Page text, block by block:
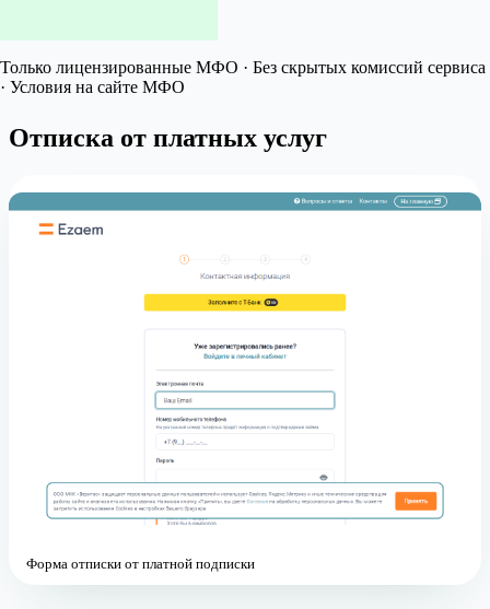
Только лицензированные МФО · Без скрытых комиссий сервиса
· Условия на сайте МФО
Отписка от платных услуг
Форма отписки от платной подписки